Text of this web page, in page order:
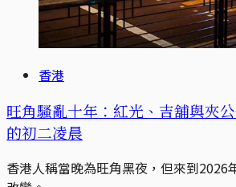
香港
旺角騷亂十年：紅光、吉舖與夾
的初二凌晨
香港人稱當晚為旺角黑夜，但來到2026